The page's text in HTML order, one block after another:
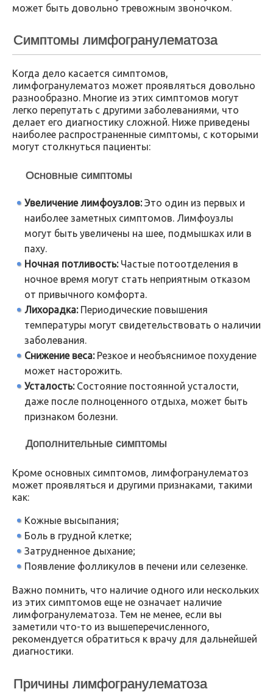
может быть довольно тревожным звоночком.
Симптомы лимфогранулематоза
Когда дело касается симптомов,
лимфогранулематоз может проявляться довольно
разнообразно. Многие из этих симптомов могут
легко перепутать с другими заболеваниями, что
делает его диагностику сложной. Ниже приведены
наиболее распространенные симптомы, с которыми
могут столкнуться пациенты:
Основные симптомы
Увеличение лимфоузлов:Это один из первых и
наиболее заметных симптомов. Лимфоузлы
могут быть увеличены на шее, подмышках или в
паху.
Ночная потливость:Частые потоотделения в
ночное время могут стать неприятным отказом
от привычного комфорта.
Лихорадка:Периодические повышения
температуры могут свидетельствовать о наличии
заболевания.
Снижение веса:Резкое и необъяснимое похудение
может насторожить.
Усталость:Состояние постоянной усталости,
даже после полноценного отдыха, может быть
признаком болезни.
Дополнительные симптомы
Кроме основных симптомов, лимфогранулематоз
может проявляться и другими признаками, такими
как:
Кожные высыпания;
Боль в грудной клетке;
Затрудненное дыхание;
Появление фолликулов в печени или селезенке.
Важно помнить, что наличие одного или нескольких
из этих симптомов еще не означает наличие
лимфогранулематоза. Тем не менее, если вы
заметили что-то из вышеперечисленного,
рекомендуется обратиться к врачу для дальнейшей
диагностики.
Причины лимфогранулематоза